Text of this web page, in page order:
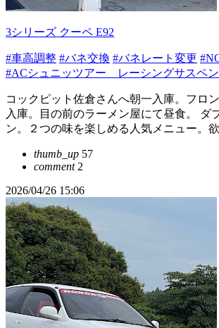
3シリーズ クーペ E92
#車高調整 #バネ交換 #バネレート変更
#ACシュニッツアー レーシングサスペ
コックピット佐倉さんへ朝一入庫。フロ
入庫。目の前のラーメン屋にて昼食。 ダ
ン。２つの味を楽しめる人気メニュー。
thumb_up 57
comment2
2026/04/26 15:06